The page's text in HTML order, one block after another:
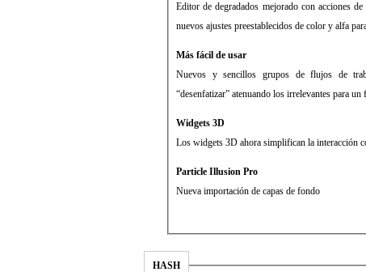
Editor de degradados mejorado con acciones
nuevos ajustes preestablecidos de color y alfa
Más fácil de usar
Nuevos y sencillos grupos de flujos de
“desenfatizar” atenuando los irrelevantes para
Widgets 3D
Los widgets 3D ahora simplifican la interacción
Particle Illusion Pro
Nueva importación de capas de fondo
HASH